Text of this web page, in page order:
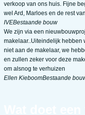
verkoop van ons huis. Fijne
wel Ard, Marloes en de rest
IVEBestaande bouw
We zijn via een
makelaar..Uiteindelijk hebben
niet aan de makelaar, we
en zullen zeker voor deze
om alsnog te verhuizen
Ellen KieboomBestaande